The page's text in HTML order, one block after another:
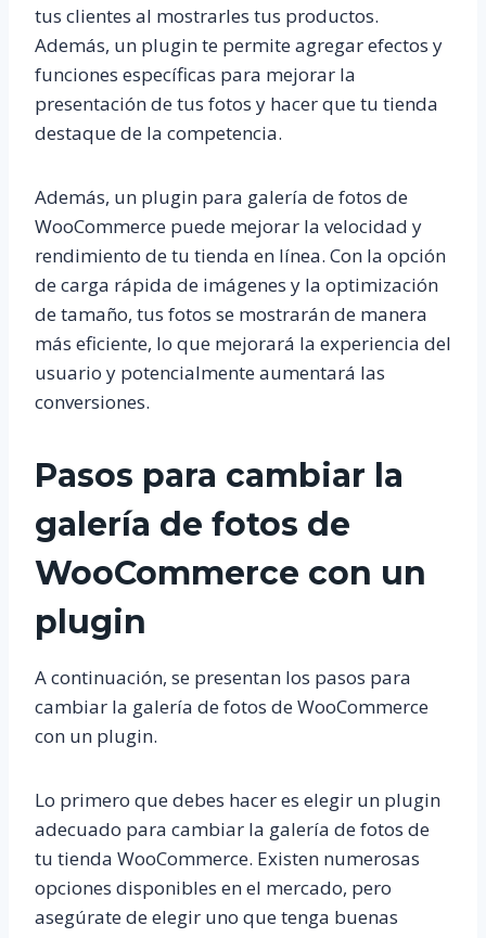
tus clientes al mostrarles tus productos.
Además, un plugin te permite agregar efectos y
funciones específicas para mejorar la
presentación de tus fotos y hacer que tu tienda
destaque de la competencia.
Además, un plugin para galería de fotos de
WooCommerce puede mejorar la velocidad y
rendimiento de tu tienda en línea. Con la opción
de carga rápida de imágenes y la optimización
de tamaño, tus fotos se mostrarán de manera
más eficiente, lo que mejorará la experiencia del
usuario y potencialmente aumentará las
conversiones.
Pasos para cambiar la
galería de fotos de
WooCommerce con un
plugin
A continuación, se presentan los pasos para
cambiar la galería de fotos de WooCommerce
con un plugin.
Lo primero que debes hacer es elegir un plugin
adecuado para cambiar la galería de fotos de
tu tienda WooCommerce. Existen numerosas
opciones disponibles en el mercado, pero
asegúrate de elegir uno que tenga buenas